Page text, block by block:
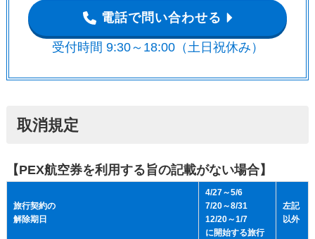
電話で問い合わせる
受付時間 9:30～18:00（土日祝休み）
取消規定
【PEX航空券を利用する旨の記載がない場合】
旅行契約の
解除期日
4/27～5/6
7/20～8/31
12/20～1/7
に開始する旅行
左記
以外